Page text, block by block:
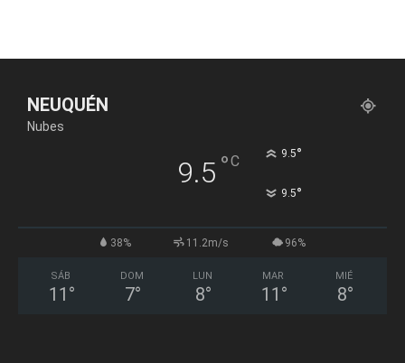
NEUQUÉN
Nubes
9.5 °C 9.5°
9.5°
38% 11.2m/s 96%
SÁB
11 °
DOM
7°
LUN
8°
MAR
11 °
MIÉ
8°